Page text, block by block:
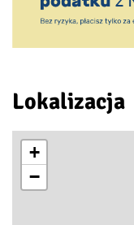
Lokalizacja
+
−